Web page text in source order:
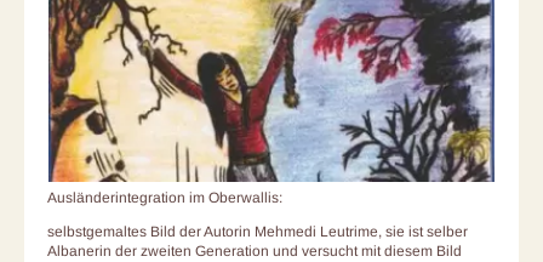
Ausländerintegration im Oberwallis:
selbstgemaltes Bild der Autorin Mehmedi Leutrime, sie ist selber
Albanerin der zweiten Generation und versucht mit diesem Bild